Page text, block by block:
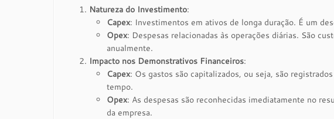
Natureza do Investimento:
Capex: Investimentos em ativos de longa duração. É um
Opex: Despesas relacionadas às operações diárias. São
anualmente.
Impacto nos Demonstrativos Financeiros:
Capex: Os gastos são capitalizados, ou seja, são
tempo.
Opex: As despesas são reconhecidas imediatamente no
da empresa.